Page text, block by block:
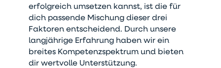
erfolgreich umsetzen kannst, ist die für
dich passende Mischung dieser drei
Faktoren entscheidend. Durch unsere
langjährige Erfahrung haben wir ein
breites Kompetenzspektrum und bieten
dir wertvolle Unterstützung.